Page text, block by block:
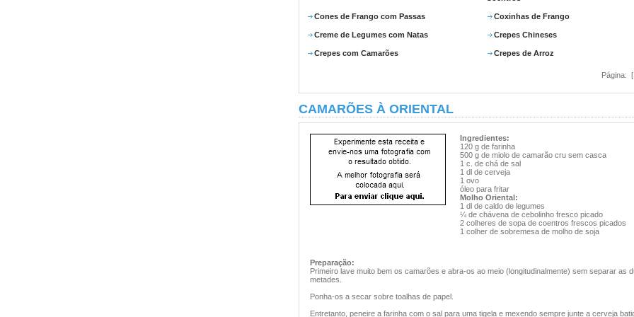
Cones de Frango com Passas Coxinhas de Frango
Creme de Legumes com Natas Crepes Chineses
Crepes com Camarões Crepes de Arroz
Página:
CAMARÕES À ORIENTAL
Ingredientes:
120 g de farinha
500 g de miolo de camarão cru sem casca
1 c. de chá de sal
1 dl de cerveja
1 ovo
óleo para fritar
Molho Oriental:
1 dl de caldo de legumes
¼ de chávena de cebolinho fresco picado
2 colheres de sopa de coentros frescos picados
1 colher de sobremesa de molho de soja
Preparação:
Primeiro lave muito bem os camarões e abra-os ao meio (longitudinalmente) sem separar as
metades.
Ponha-os a secar sobre toalhas de papel.
Entretanto, peneire a farinha com o sal para uma tigela e mexendo sempre junte a cerveja